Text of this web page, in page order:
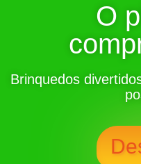
O
Brinquedos